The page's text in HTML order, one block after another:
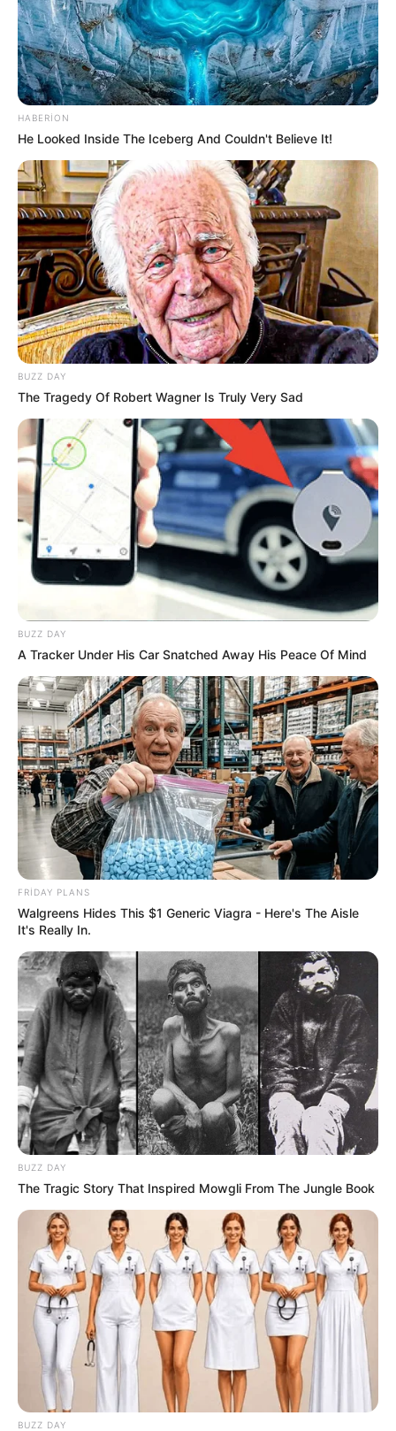
23:09 / 05 Avqust 2026
VİDEO
70 0 0
22:24 / 05 Avqust 2026 CƏMİYYƏT
Daha üç küçədə təmir işlərinə başlanılır
82 0 0
22:10 / 05 Avqust 2026 CƏMİYYƏT
Bakıda MƏSCİDYANIR
79 0 0
21:39 / 05 Avqust 2026
HABERION
He Looked Inside The Iceberg And Couldn't Believe It!
BUZZ DAY
The Tragedy Of Robert Wagner Is Truly Very Sad
BUZZ DAY
A Tracker Under His Car Snatched Away His Peace Of Mind
FRIDAY PLANS
Walgreens Hides This $1 Generic Viagra - Here's The Aisle
It's Really In.
BUZZ DAY
The Tragic Story That Inspired Mowgli From The Jungle Book
BUZZ DAY